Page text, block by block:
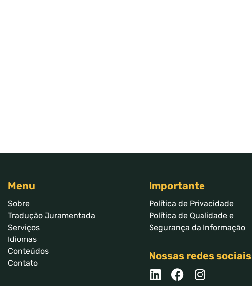
Menu
Sobre
Tradução Juramentada
Serviços
Idiomas
Conteúdos
Contato
Importante
Política de Privacidade
Política de Qualidade e
Segurança da Informação
Nossas redes sociais